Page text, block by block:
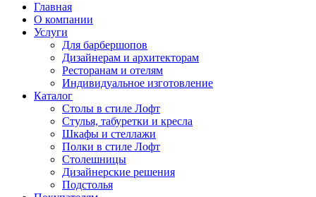
Главная
О компании
Услуги
Для барбершопов
Дизайнерам и архитекторам
Ресторанам и отелям
Индивидуальное изготовление
Каталог
Столы в стиле Лофт
Стулья, табуретки и кресла
Шкафы и стеллажи
Полки в стиле Лофт
Столешницы
Дизайнерские решения
Подстолья